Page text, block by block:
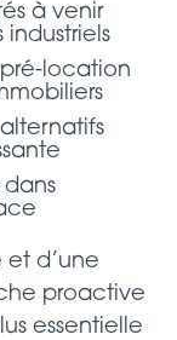
à venir
pré-location
d’une
proactive
essentielle